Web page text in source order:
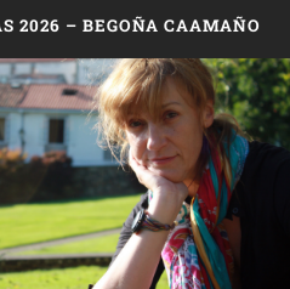
2026 – BEGOÑA CAAMAÑO